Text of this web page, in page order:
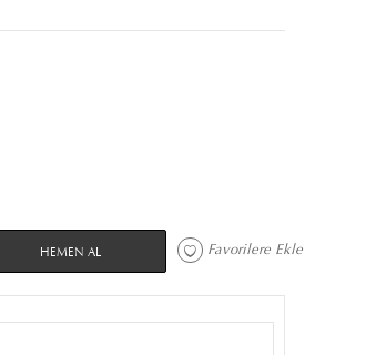
HEMEN AL Favorilere Ekle